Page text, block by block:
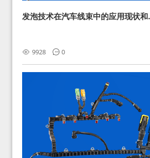
发泡技术在汽车线束中的应用现状和
9928 0